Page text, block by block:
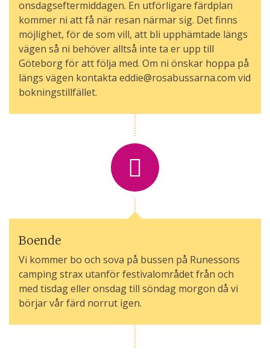
onsdagseftermiddagen. En utförligare färdplan
kommer ni att få när resan närmar sig. Det finns
möjlighet, för de som vill, att bli upphämtade längs
vägen så ni behöver alltså inte ta er upp till
Göteborg för att följa med. Om ni önskar hoppa på
längs vägen kontakta eddie@rosabussarna.com vid
bokningstillfället.
Boende
Vi kommer bo och sova på bussen på Runessons
camping strax utanför festivalområdet från och
med tisdag eller onsdag till söndag morgon då vi
börjar vår färd norrut igen.